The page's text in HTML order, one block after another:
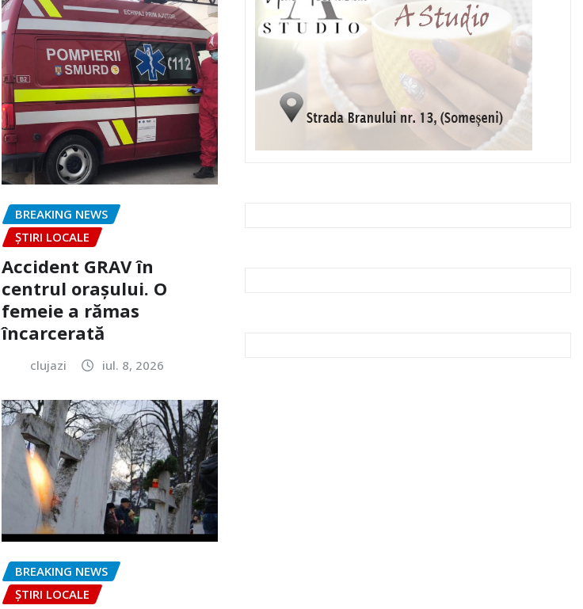
BREAKING NEWS
ȘTIRI LOCALE
Accident GRAV în
centrul orașului. O
femeie a rămas
încarcerată
clujazi iul. 8, 2026
BREAKING NEWS
ȘTIRI LOCALE